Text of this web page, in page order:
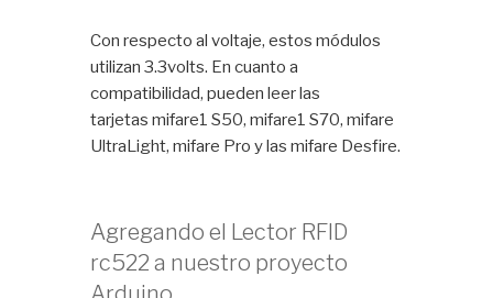
Con respecto al voltaje, estos módulos
utilizan 3.3volts. En cuanto a
compatibilidad, pueden leer las
tarjetas mifare1 S50, mifare1 S70, mifare
UltraLight, mifare Pro y las mifare Desfire.
Agregando el Lector RFID
rc522 a nuestro proyecto